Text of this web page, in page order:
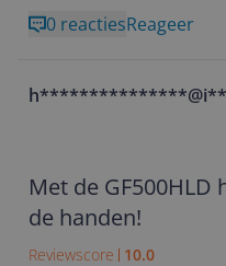
0 reactiesReageer
Met de
de handen!
Reviewscore 10.0